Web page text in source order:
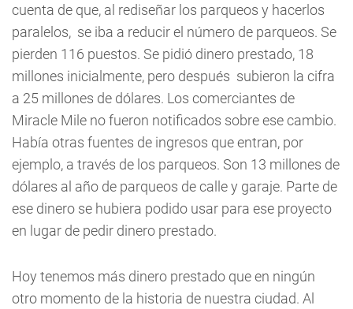
cuenta de que, al rediseñar los parqueos y hacerlos
paralelos, se iba a reducir el número de parqueos. Se
pierden 116 puestos. Se pidió dinero prestado, 18
millones inicialmente, pero después subieron la cifra
a 25 millones de dólares. Los comerciantes de
Miracle Mile no fueron notificados sobre ese cambio.
Había otras fuentes de ingresos que entran, por
ejemplo, a través de los parqueos. Son 13 millones de
dólares al año de parqueos de calle y garaje. Parte de
ese dinero se hubiera podido usar para ese proyecto
en lugar de pedir dinero prestado.
Hoy tenemos más dinero prestado que en ningún
otro momento de la historia de nuestra ciudad. Al